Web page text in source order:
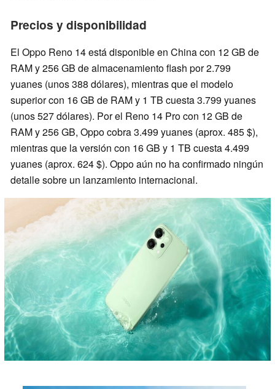
Precios y disponibilidad
El Oppo Reno 14 está disponible en China con 12 GB de
RAM y 256 GB de almacenamiento flash por 2.799
yuanes (unos 388 dólares), mientras que el modelo
superior con 16 GB de RAM y 1 TB cuesta 3.799 yuanes
(unos 527 dólares). Por el Reno 14 Pro con 12 GB de
RAM y 256 GB, Oppo cobra 3.499 yuanes (aprox. 485 $),
mientras que la versión con 16 GB y 1 TB cuesta 4.499
yuanes (aprox. 624 $). Oppo aún no ha confirmado ningún
detalle sobre un lanzamiento internacional.